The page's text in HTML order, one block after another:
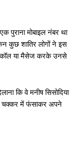
पुराना मोबाइल नंबर था
कुछ शातिर लोगों ने इस
कॉल या मैसेज करके उनसे
कि वे मनीष सिसोदिया
चक्कर में फंसाकर अपने